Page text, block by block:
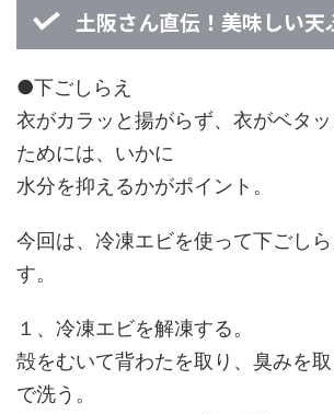
土阪さん直伝！美味しい天
●下ごしらえ
衣がカラッと揚がらず、衣がベタ
ためには、いかに
水分を抑えるかがポイント。
今回は、冷凍エビを使って下ごし
す。
１、冷凍エビを解凍する。
殻をむいて背わたを取り、臭みを
で洗う。